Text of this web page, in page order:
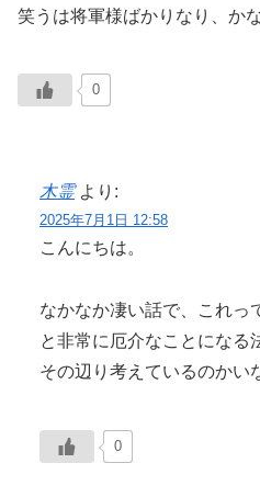
笑うは将軍様ばかりなり、か
0
木霊 より:
2025年7月1日 12:58
こんにちは。
なかなか凄い話で、これっ
と非常に厄介なことになる
その辺り考えているのかい
0